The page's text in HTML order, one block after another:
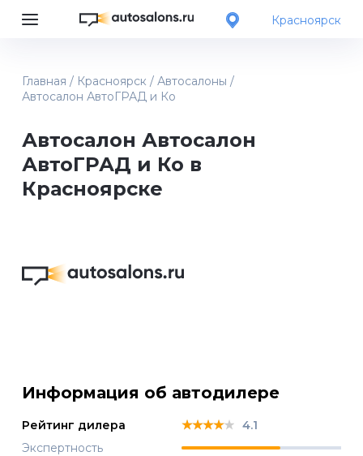
Главная / Красноярск / Автосалоны /
Автосалон АвтоГРАД и Ко
Красноярск
Автосалон Автосалон
АвтоГРАД и Ко в
Красноярске
Информация об автодилере
Рейтинг дилера ★★★★★
★★★★★
★★★★★ 4.1
Экспертность